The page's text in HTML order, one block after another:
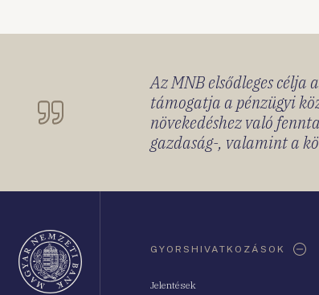
Az MNB elsődleges célja
támogatja a pénzügyi
növekedéshez való
gazdaság-, valamint a
GYORSHIVATKOZÁSOK
Jelentések